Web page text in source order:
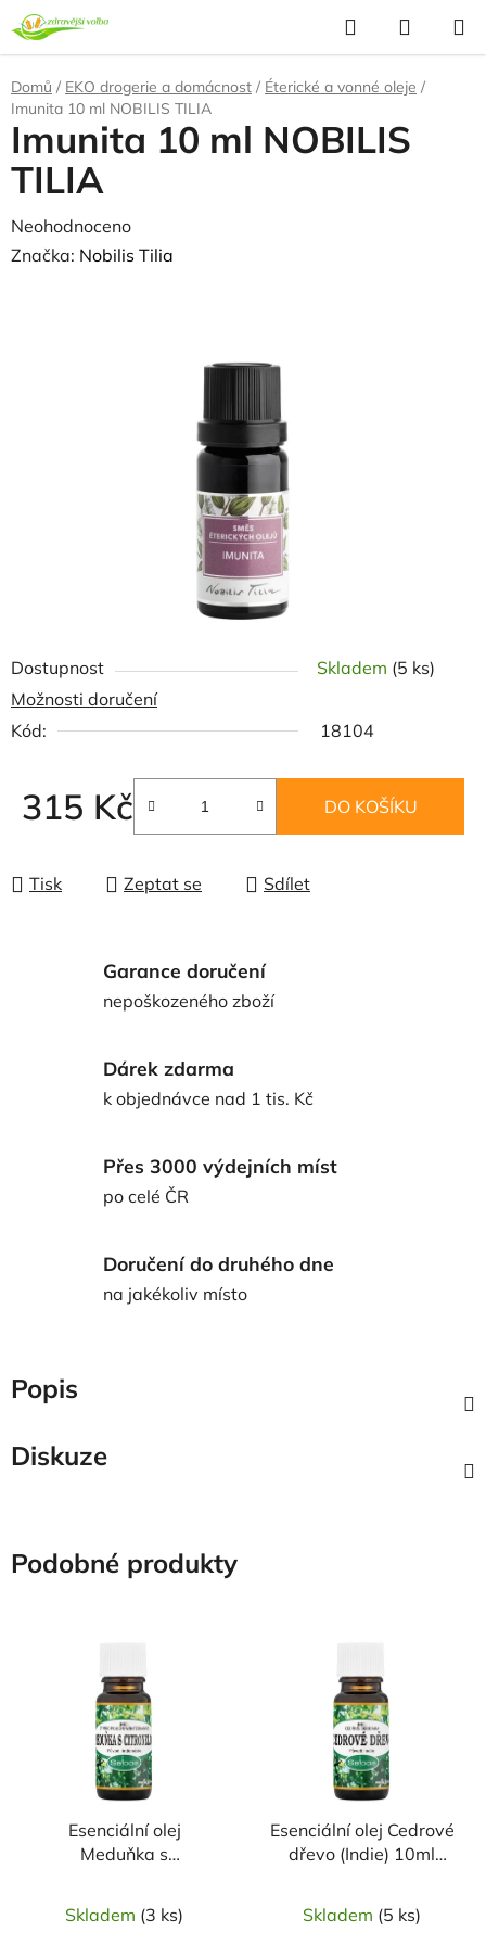
Přejít
na
obsah
Hledat
KOŠÍK
Domů / EKO drogerie a domácnost / Éterické a vonné oleje /
Imunita 10 ml NOBILIS TILIA
Dostupnost Skladem (5 ks)
Možnosti doručení
Kód:
18104
315 Kč DO KOŠÍKU
Tisk Zeptat se Sdílet
Imunita 10 ml NOBILIS
TILIA
Průměrné
hodnocení
Neohodnoceno
Značka: Nobilis Tilia
Garance doručení
nepoškozeného zboží
Dárek zdarma
k objednávce nad 1 tis. Kč
Přes 3000 výdejních míst
po celé ČR
Doručení do druhého dne
na jakékoliv místo
Popis
Diskuze
Podobné produkty
Esenciální olej
Meduňka s
Skladem (3 ks)
Esenciální olej Cedrové
dřevo (Indie) 10ml
Skladem (5 ks)